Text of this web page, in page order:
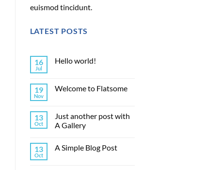
euismod tincidunt.
LATEST POSTS
16
Jul
Hello world!
19
Nov
Welcome to Flatsome
13
Oct
Just another post with
A Gallery
13
Oct
A Simple Blog Post